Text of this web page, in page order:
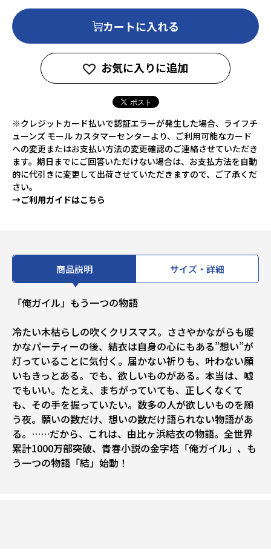
カートに入れる
お気に入りに追加
※クレジットカード払いで認証エラーが発生した場合、ライフチ
ューンズ モール カスタマーセンターより、ご利用可能なカード
への変更またはお支払い方法の変更確認のご連絡させていただき
ます。期日までにご回答いただけない場合は、お支払方法を自動
的に代引きに変更して出荷させていただきますので、ご了承くだ
さい。
→ご利用ガイドはこちら
商品説明 サイズ・詳細
「俺ガイル」もう一つの物語
冷たい木枯らしの吹くクリスマス。ささやかながらも暖
かなパーティーの後、結衣は自身の心にもある”想い”が
灯っていることに気付く。届かない祈りも、叶わない願
いもきっとある。でも、欲しいものがある。本当は、嘘
でもいい。たとえ、まちがっていても、正しくなくて
も、その手を握っていたい――。数多の人が欲しいものを願
う夜。願いの数だけ、想いの数だけ語られない物語があ
る。……だから、これは、由比ヶ浜結衣の物語。全世界
累計1000万部突破、青春小説の金字塔「俺ガイル」、も
う一つの物語「結」始動！